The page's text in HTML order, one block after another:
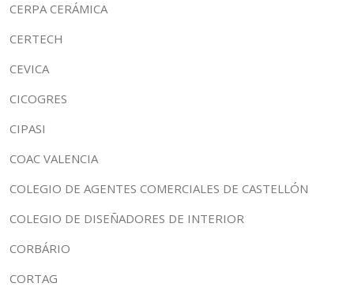
CERPA CERÁMICA
CERTECH
CEVICA
CICOGRES
CIPASI
COAC VALENCIA
COLEGIO DE AGENTES COMERCIALES DE CASTELLÓN
COLEGIO DE DISEÑADORES DE INTERIOR
CORBÁRIO
CORTAG